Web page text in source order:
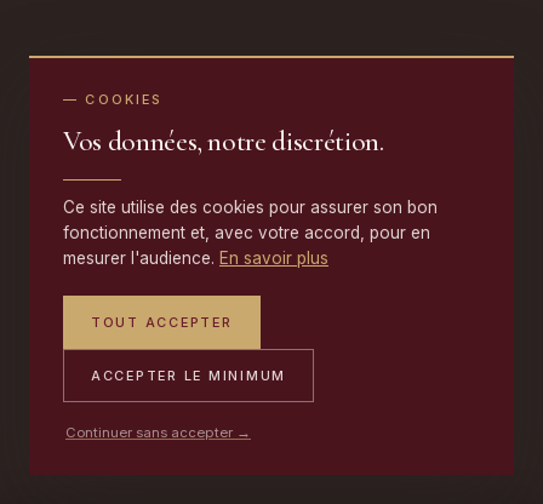
— COOKIES
Vos données, notre discrétion.
Ce site utilise des cookies pour assurer son bon
fonctionnement et, avec votre accord, pour en
mesurer l'audience. En savoir plus
TOUT ACCEPTER
ACCEPTER LE MINIMUM
Continuer sans accepter →